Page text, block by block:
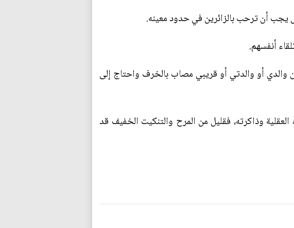
أن ترحب بالزائرين في حدود معينه.
أنفسهم.
أو والدتي أو قريبي مصاب بالخرف واحتاج إلى
وذاكرته، فقليل من المرح والتنكيت الخفيف قد